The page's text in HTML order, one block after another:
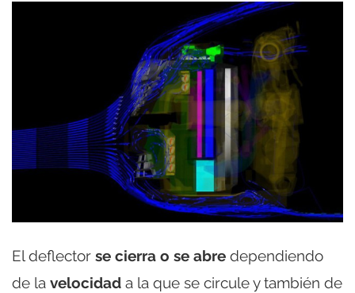
El deflector se cierra o se abre dependiendo
de la velocidad a la que se circule y también de